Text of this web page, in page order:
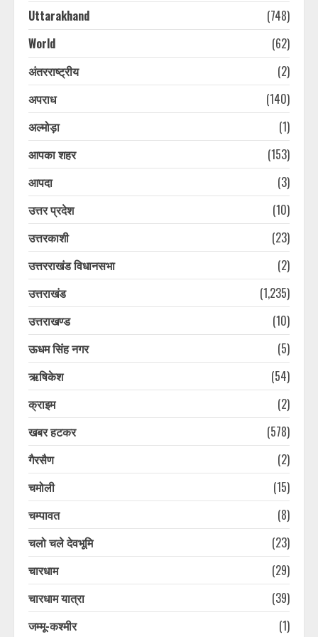
Uttarakhand
(748)
World
(62)
अंतरराष्ट्रीय
(2)
अपराध
(140)
अल्मोड़ा
(1)
आपका शहर
(153)
आपदा
(3)
उत्तर प्रदेश
(10)
उत्तरकाशी
(23)
उत्तरराखंड विधानसभा
(2)
उत्तराखंड
(1,235)
उत्तराखण्ड
(10)
ऊधम सिंह नगर
(5)
ऋषिकेश
(54)
क्राइम
(2)
खबर हटकर
(578)
गैरसैण
(2)
चमोली
(15)
चम्पावत
(8)
चलो चले देवभूमि
(23)
चारधाम
(29)
चारधाम यात्रा
(39)
जम्मू-कश्मीर
(1)